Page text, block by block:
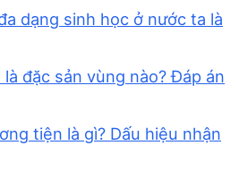
dạng sinh học ở nước ta là
đặc sản vùng nào? Đáp án
tiện là gì? Dấu hiệu nhận